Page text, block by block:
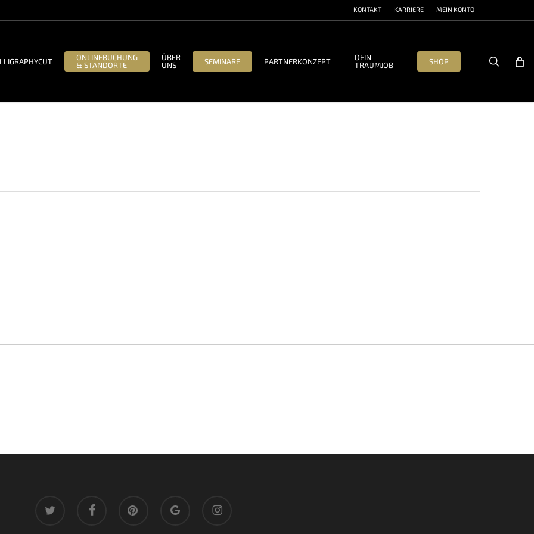
KONTAKT KARRIERE MEIN KONTO
ONLINEBUCHUNG
& STANDORTE
ÜBER
UNS
SEMINARE PARTNERKONZEPT
DEIN
TRAUMJOB
SHOP search
plus